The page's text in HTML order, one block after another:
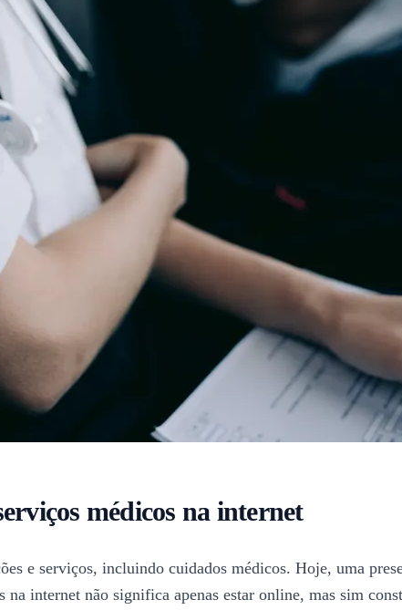
médicos na internet
e serviços, incluindo cuidados médicos. Hoje, uma
internet não significa apenas estar online, mas sim